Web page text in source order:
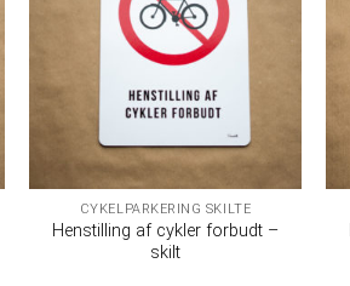
CYKELPARKERING SKILTE
Henstilling af cykler forbudt –
skilt